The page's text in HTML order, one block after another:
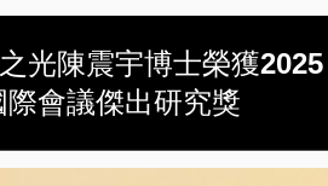
光陳震宇博士榮獲2025
會議傑出研究獎